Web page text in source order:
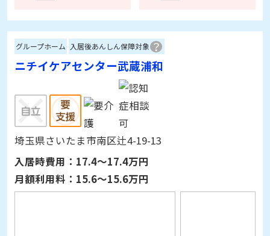
ニチイケアセンター武蔵浦和
埼玉県さいたま市南区辻4-19-13
入居時費用：17.4～17.4万円
月額利用料： 15.6～15.6万円